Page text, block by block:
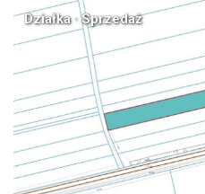
Działka · Sprzedaż